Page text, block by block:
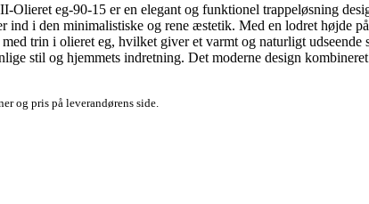
eg-90-15 er en elegant og funktionel trappeløsning
ind i den minimalistiske og rene æstetik. Med en lodret højde
trin i olieret eg, hvilket giver et varmt og naturligt
stil og hjemmets indretning. Det moderne design
og pris på leverandørens side.